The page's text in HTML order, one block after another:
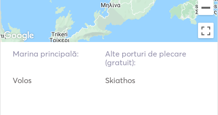
Marina principală:
Volos
Alte porturi de plecare
(gratuit):
Skiathos